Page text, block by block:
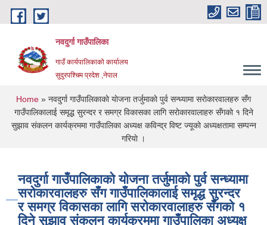
Skip to main content
नवदुर्गा गाउँपालिका
गाउँ कार्यपालिकाको कार्यालय
सुदुरपश्चिम प्रदेश ,नेपाल
You are here
Home » नवदुर्गा गाउँपालिकाकाे याेजना तर्जुमाकाे पुर्व सन्ध्यामा सराेकारवालहरु सँग
गा‍उँपालिकालाई समृद्ध सुरन्दर र समग्र विकासका लागि सराेकारवालाहरु सँगकाे १ दिने
सुझाव संकलन कार्यक्रममा गाउँपालिका अध्यक्ष कविन्द्र विष्ट ज्यूकाे अध्यक्षतामा सम्पन्न
गरियाे ।
नवदुर्गा गाउँपालिकाकाे याेजना तर्जुमाकाे पुर्व सन्ध्यामा
सराेकारवालहरु सँग गा‍उँपालिकालाई समृद्ध सुरन्दर
र समग्र विकासका लागि सराेकारवालाहरु सँगकाे १
दिने सुझाव संकलन कार्यक्रममा गाउँपालिका अध्यक्ष